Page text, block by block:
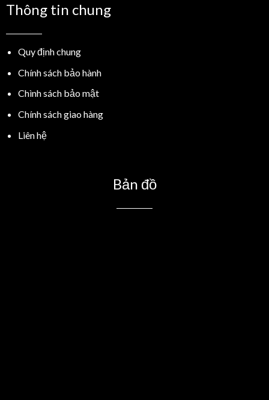
Thông tin chung
Quy định chung
Chính sách bảo hành
Chình sách bảo mật
Chính sách giao hàng
Liên hệ
Bản đồ